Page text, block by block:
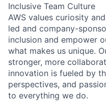
Inclusive Team Culture
AWS values curiosity
led and company-
inclusion and empower
what makes us unique.
stronger, more
innovation is fueled by
perspectives, and
to everything we do.